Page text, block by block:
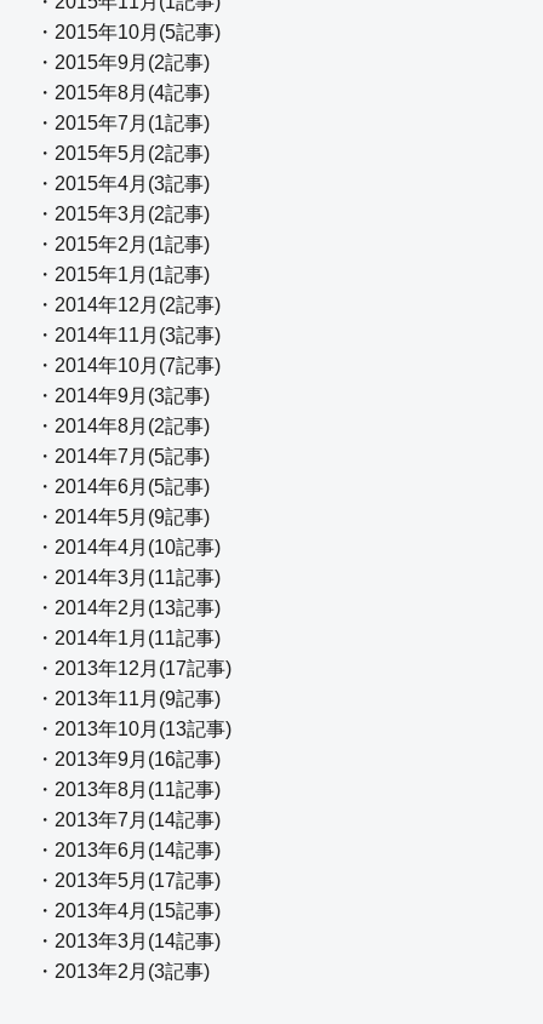
・2015年10月(5記事)
・2015年9月(2記事)
・2015年8月(4記事)
・2015年7月(1記事)
・2015年5月(2記事)
・2015年4月(3記事)
・2015年3月(2記事)
・2015年2月(1記事)
・2015年1月(1記事)
・2014年12月(2記事)
・2014年11月(3記事)
・2014年10月(7記事)
・2014年9月(3記事)
・2014年8月(2記事)
・2014年7月(5記事)
・2014年6月(5記事)
・2014年5月(9記事)
・2014年4月(10記事)
・2014年3月(11記事)
・2014年2月(13記事)
・2014年1月(11記事)
・2013年12月(17記事)
・2013年11月(9記事)
・2013年10月(13記事)
・2013年9月(16記事)
・2013年8月(11記事)
・2013年7月(14記事)
・2013年6月(14記事)
・2013年5月(17記事)
・2013年4月(15記事)
・2013年3月(14記事)
・2013年2月(3記事)